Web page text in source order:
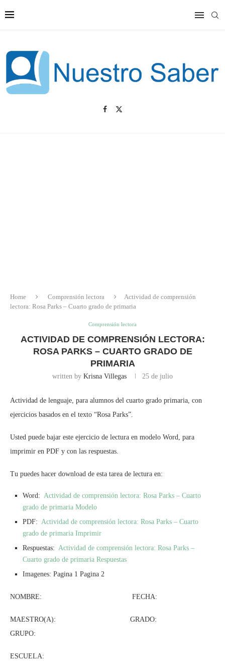
Home Comprensión lectora
Actividad de comprensión
lectora: Rosa Parks – Cuarto grado de primaria
Comprensión lectora
ACTIVIDAD DE COMPRENSIÓN LECTORA:
ROSA PARKS – CUARTO GRADO DE
PRIMARIA
written by Krisna Villegas 25 de julio
Actividad de lenguaje, para alumnos del cuarto grado primaria, con
ejercicios basados en el texto “Rosa Parks”.
Usted puede bajar este ejercicio de lectura en modelo Word, para
imprimir en PDF y con las respuestas.
Tu puedes hacer download de esta tarea de lectura en:
Word: Actividad de comprensión lectora: Rosa Parks – Cuarto
grado de primaria Modelo
PDF: Actividad de comprensión lectora: Rosa Parks – Cuarto
grado de primaria Imprimir
Respuestas: Actividad de comprensión lectora: Rosa Parks –
Cuarto grado de primaria Respuestas
Imagenes: Pagina 1 Pagina 2
NOMBRE: FECHA:
MAESTRO(A): GRADO:
GRUPO:
ESCUELA: